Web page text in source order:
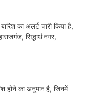
का अलर्ट जारी किया है,
सिद्धार्थ नगर,
होने का अनुमान है, जिनमें